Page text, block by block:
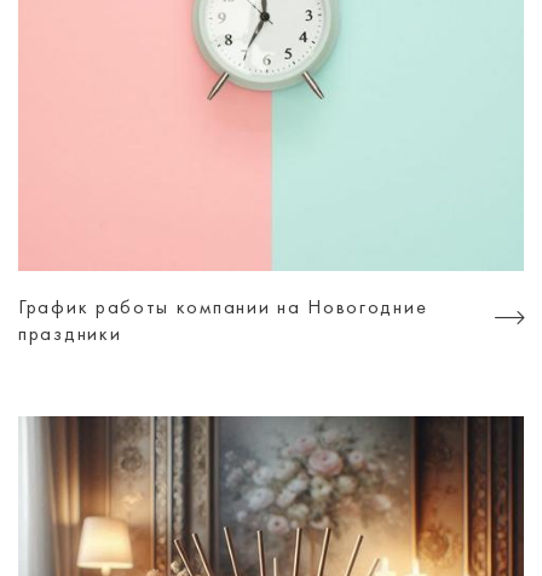
График работы компании на Новогодние
праздники